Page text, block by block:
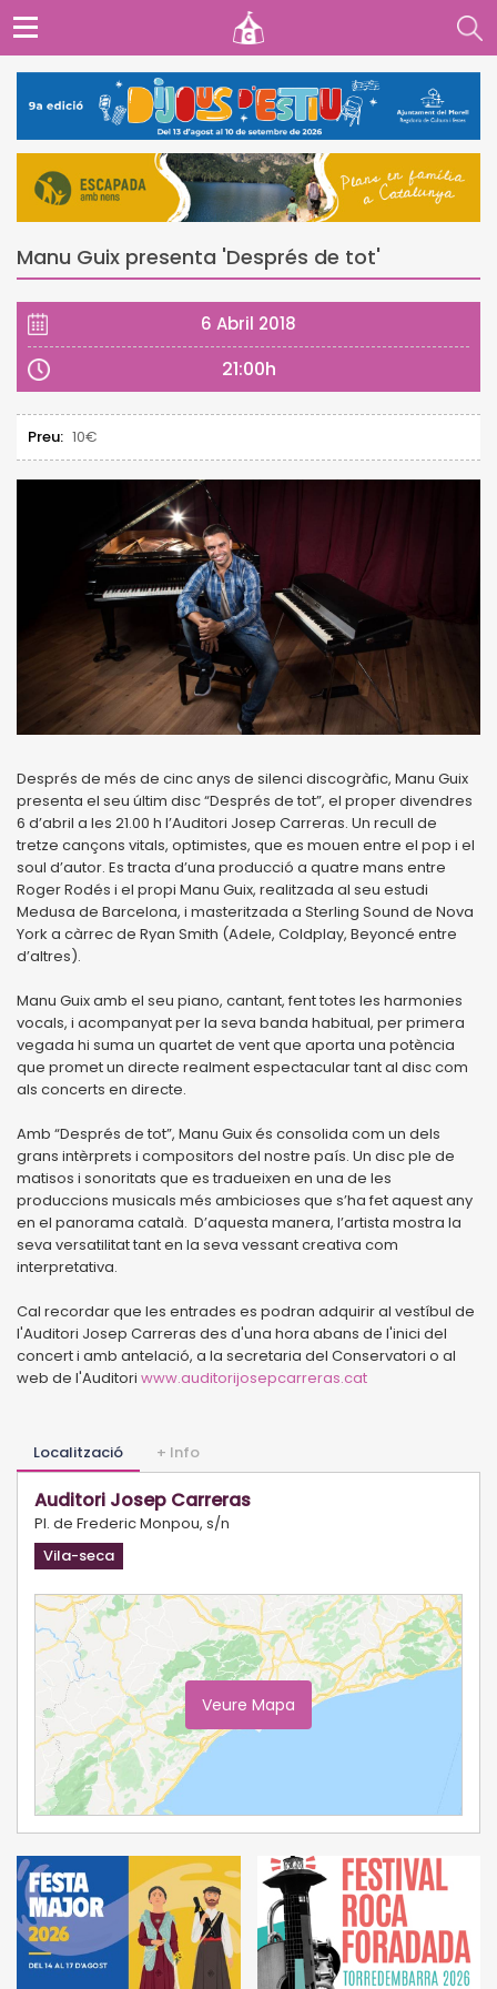
Manu Guix presenta 'Després de tot'
6 Abril 2018
21:00h
Preu: 10€
Després de més de cinc anys de silenci discogràfic, Manu Guix
presenta el seu últim disc “Després de tot”, el proper divendres
6 d’abril a les 21.00 h l’Auditori Josep Carreras. Un recull de
tretze cançons vitals, optimistes, que es mouen entre el pop i el
soul d’autor. Es tracta d’una producció a quatre mans entre
Roger Rodés i el propi Manu Guix, realitzada al seu estudi
Medusa de Barcelona, i masteritzada a Sterling Sound de Nova
York a càrrec de Ryan Smith (Adele, Coldplay, Beyoncé entre
d’altres).
Manu Guix amb el seu piano, cantant, fent totes les harmonies
vocals, i acompanyat per la seva banda habitual, per primera
vegada hi suma un quartet de vent que aporta una potència
que promet un directe realment espectacular tant al disc com
als concerts en directe.
Amb “Després de tot”, Manu Guix és consolida com un dels
grans intèrprets i compositors del nostre país. Un disc ple de
matisos i sonoritats que es tradueixen en una de les
produccions musicals més ambicioses que s’ha fet aquest any
en el panorama català. D’aquesta manera, l’artista mostra la
seva versatilitat tant en la seva vessant creativa com
interpretativa.
Cal recordar que les entrades es podran adquirir al vestíbul de
l'Auditori Josep Carreras des d'una hora abans de l'inici del
concert i amb antelació, a la secretaria del Conservatori o al
web de l'Auditori www.auditorijosepcarreras.cat
Localització + Info
Auditori Josep Carreras
Pl. de Frederic Monpou, s/n
Vila-seca
Veure Mapa